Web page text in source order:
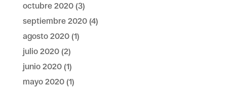
octubre 2020(3)
septiembre 2020(4)
agosto 2020(1)
julio 2020(2)
junio 2020(1)
mayo 2020(1)